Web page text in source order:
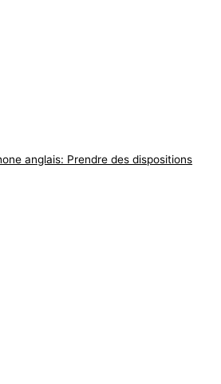
anglais: Prendre des dispositions